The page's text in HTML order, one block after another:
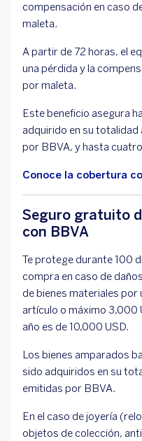
compensación en caso
maleta.
A partir de 72 horas, el
una pérdida y la
por maleta.
Este beneficio asegura
adquirido en su
por BBVA, y hasta
Conoce la cobertura
Seguro gratuito
con BBVA
Te protege durante 100
compra en caso de
de bienes materiales
artículo o máximo 3,000
año es de 10,000 USD.
Los bienes amparados
sido adquiridos en su
emitidas por BBVA.
En el caso de joyería
objetos de colección,